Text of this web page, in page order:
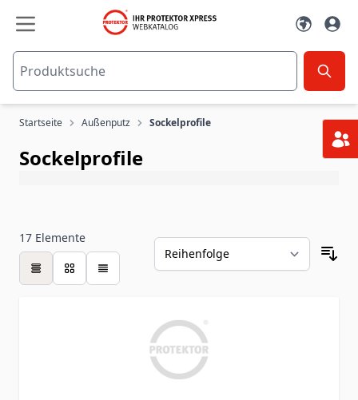
Zum Inhalt springen
Startseite Außenputz Sockelprofile
Sockelprofile
17 Elemente
Tabelle